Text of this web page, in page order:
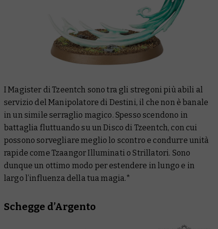
I Magister di Tzeentch sono tra gli stregoni più abili al
servizio del Manipolatore di Destini, il che non è banale
in un simile serraglio magico. Spesso scendono in
battaglia fluttuando su un Disco di Tzeentch, con cui
possono sorvegliare meglio lo scontro e condurre unità
rapide come Tzaangor Illuminati o Strillatori. Sono
dunque un ottimo modo per estendere in lungo e in
largo l’influenza della tua magia.*
Schegge d’Argento